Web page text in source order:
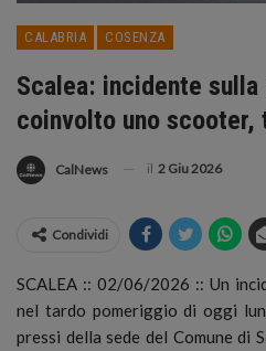
CALABRIA COSENZA
Scalea: incidente
coinvolto uno
CalNews il 2 Giu 2026
Condividi
SCALEA :: 02/06/2026 :: Un
nel tardo pomeriggio di oggi
pressi della sede del Comune di